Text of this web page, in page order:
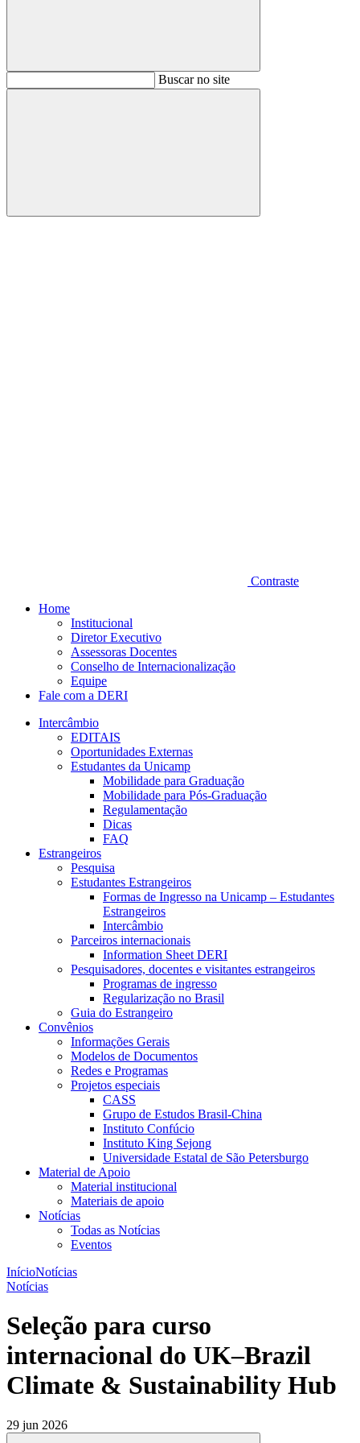
BuscarBuscar no site
Buscar
Contraste
Home
Institucional
Diretor Executivo
Assessoras Docentes
Conselho de Internacionalização
Equipe
Fale com a DERI
Intercâmbio
EDITAIS
Oportunidades Externas
Estudantes da Unicamp
Mobilidade para Graduação
Mobilidade para Pós-Graduação
Regulamentação
Dicas
FAQ
Estrangeiros
Pesquisa
Estudantes Estrangeiros
Formas de Ingresso na Unicamp – Estudantes
Estrangeiros
Intercâmbio
Parceiros internacionais
Information Sheet DERI
Pesquisadores, docentes e visitantes estrangeiros
Programas de ingresso
Regularização no Brasil
Guia do Estrangeiro
Convênios
Informações Gerais
Modelos de Documentos
Redes e Programas
Projetos especiais
CASS
Grupo de Estudos Brasil-China
Instituto Confúcio
Instituto King Sejong
Universidade Estatal de São Petersburgo
Material de Apoio
Material institucional
Materiais de apoio
Notícias
Todas as Notícias
Eventos
InícioNotícias
Notícias
Seleção para curso
internacional do UK–Brazil
Climate & Sustainability Hub
29 jun 2026